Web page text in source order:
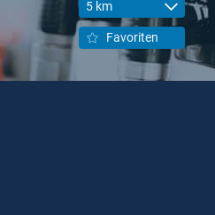
5 km
Favoriten